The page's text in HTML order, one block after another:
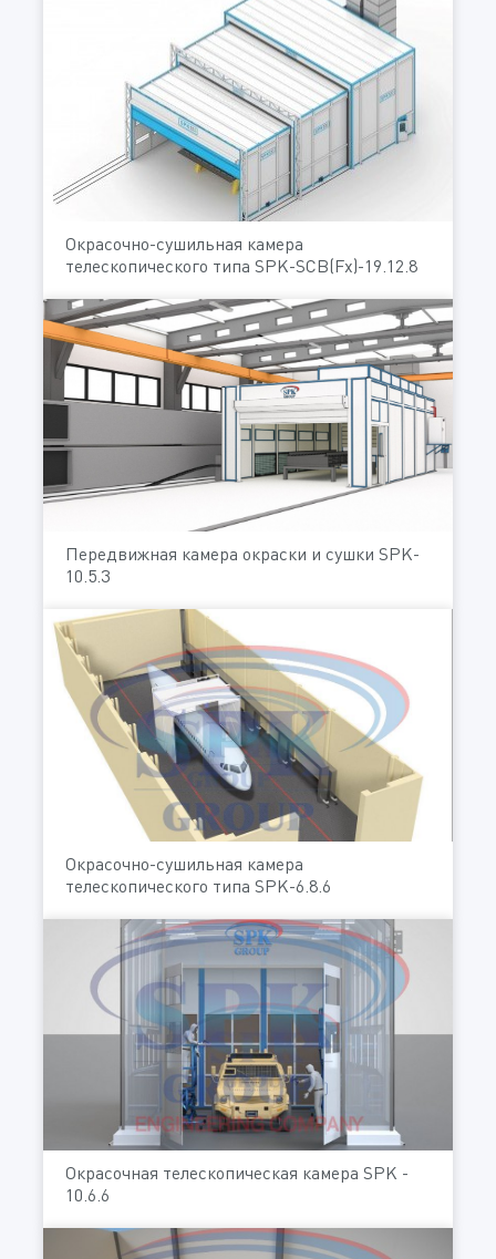
Окрасочно-сушильная камера
телескопического типа SPK-SCB(Fx)-19.12.8
Передвижная камера окраски и сушки SPK-
10.5.3
Окрасочно-сушильная камера
телескопического типа SPK-6.8.6
Окрасочная телескопическая камера SPK -
10.6.6